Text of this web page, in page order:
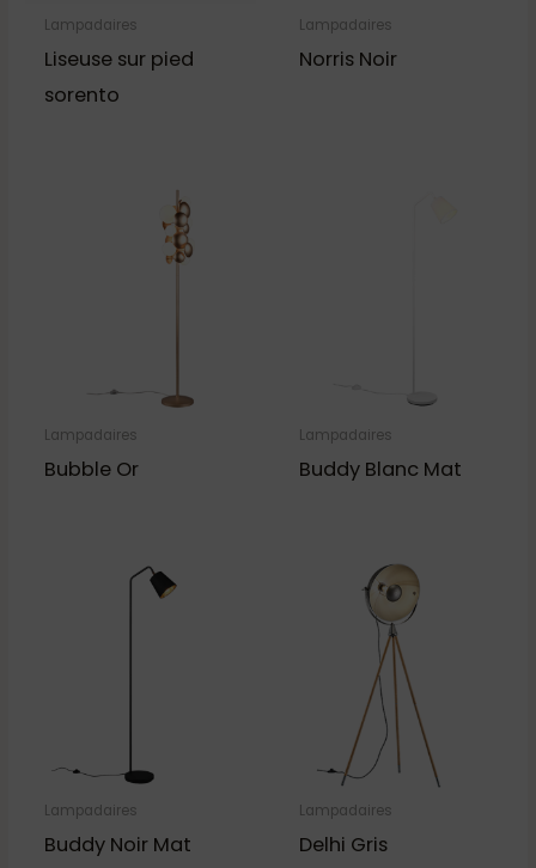
Lampadaires
Liseuse sur pied
sorento
Lampadaires
Norris Noir
Lampadaires
Bubble Or
Lampadaires
Buddy Blanc Mat
Lampadaires
Buddy Noir Mat
Lampadaires
Delhi Gris